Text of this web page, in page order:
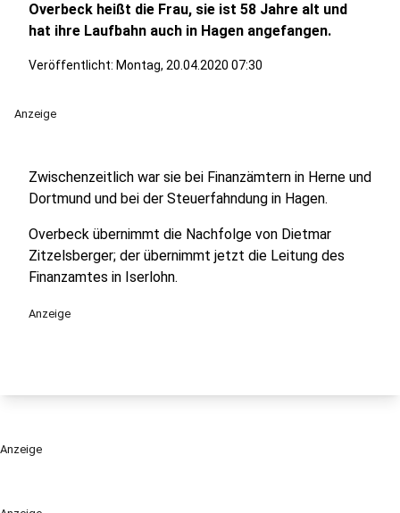
Overbeck heißt die Frau, sie ist 58 Jahre alt und
hat ihre Laufbahn auch in Hagen angefangen.
Veröffentlicht: Montag, 20.04.2020 07:30
Anzeige
Zwischenzeitlich war sie bei Finanzämtern in Herne und
Dortmund und bei der Steuerfahndung in Hagen.
Overbeck übernimmt die Nachfolge von Dietmar
Zitzelsberger; der übernimmt jetzt die Leitung des
Finanzamtes in Iserlohn.
Anzeige
Anzeige